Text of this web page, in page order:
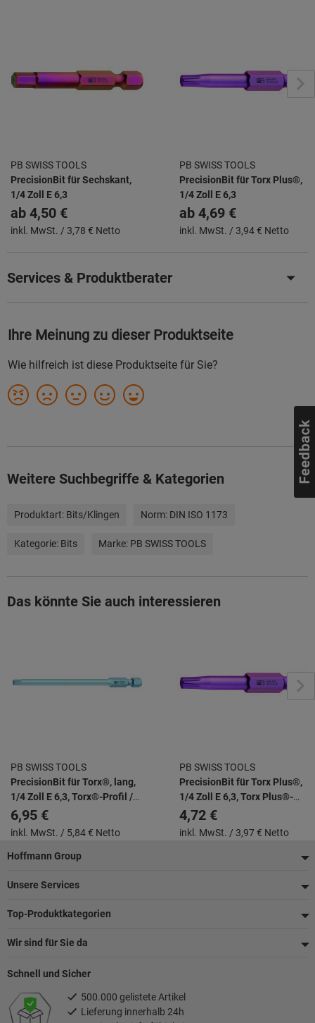
PB SWISS TOOLS
PrecisionBit für Sechskant,
1/4 Zoll E 6,3
ab 4,50 €
inkl. MwSt. / 3,78 € Netto
PB SWISS TOOLS
PrecisionBit für Torx Plus®,
1/4 Zoll E 6,3
ab 4,69 €
inkl. MwSt. / 3,94 € Netto
Services & Produktberater
Weitere Suchbegriffe & Kategorien
Produktart: Bits/Klingen Norm: DIN ISO 1173
Kategorie: Bits Marke: PB SWISS TOOLS
Das könnte Sie auch interessieren
PB SWISS TOOLS
PrecisionBit für Torx®, lang,
1/4 Zoll E 6,3, Torx®-Profil /
ganze Länge: TX20/95mm
6,95 €
inkl. MwSt. / 5,84 € Netto
PB SWISS TOOLS
PrecisionBit für Torx Plus®,
1/4 Zoll E 6,3, Torx Plus®-
Profil: 15IP
4,72 €
inkl. MwSt. / 3,97 € Netto
Fußzeile
Hoffmann Group
Unsere Services
Top-Produktkategorien
Wir sind für Sie da
Schnell und Sicher
500.000 gelistete Artikel
Lieferung innerhalb 24h